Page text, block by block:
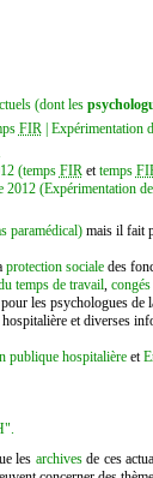
(dont les
FIR| Expérimentation
(temps FIRettemps
(Expérimentation
paramédical)mais il fait
protection socialedes
temps de travail,
les psychologues de
et diverses
publique hospitalièreet
les archivesde ces